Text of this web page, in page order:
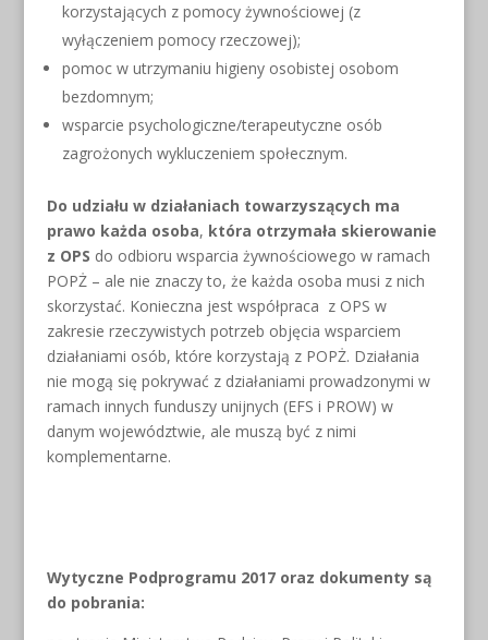
korzystających z pomocy żywnościowej (z
wyłączeniem pomocy rzeczowej);
pomoc w utrzymaniu higieny osobistej osobom
bezdomnym;
wsparcie psychologiczne/terapeutyczne osób
zagrożonych wykluczeniem społecznym.
Do udziału w działaniach towarzyszących ma
prawo każda osoba, która otrzymała skierowanie
z OPS do odbioru wsparcia żywnościowego w ramach
POPŻ – ale nie znaczy to, że każda osoba musi z nich
skorzystać. Konieczna jest współpraca z OPS w
zakresie rzeczywistych potrzeb objęcia wsparciem
działaniami osób, które korzystają z POPŻ. Działania
nie mogą się pokrywać z działaniami prowadzonymi w
ramach innych funduszy unijnych (EFS i PROW) w
danym województwie, ale muszą być z nimi
komplementarne.
Wytyczne Podprogramu 2017 oraz dokumenty są
do pobrania: